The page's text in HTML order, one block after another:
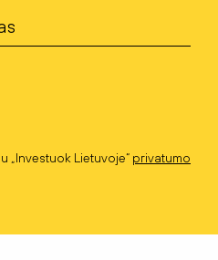
„Investuok Lietuvoje“ privatumo